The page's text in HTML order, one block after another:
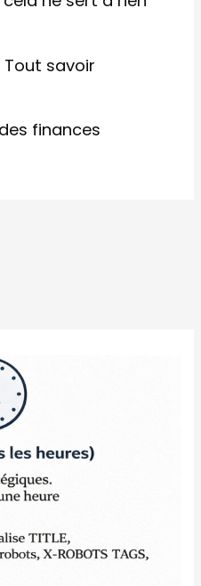
Tout savoir
finances